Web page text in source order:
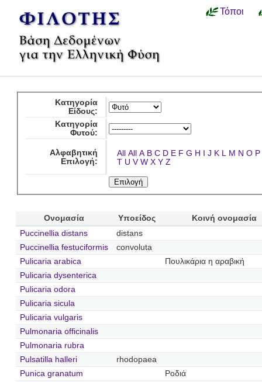
Τόποι
Κατηγορία
Είδους:
Κατηγορία
Φυτού:
Αλφαβητική
Επιλογή:
All All A B C D E F G H I J K L M N O P
T U V W X Y Z
Ονομασία Υποείδος
Κοινή ονομασία
Puccinellia distans
distans
Puccinellia festuciformis
convoluta
Pulicaria arabica
Πουλικάρια η αραβική
Pulicaria dysenterica
Pulicaria odora
Pulicaria sicula
Pulicaria vulgaris
Pulmonaria officinalis
Pulmonaria rubra
Pulsatilla halleri
rhodopaea
Punica granatum
Ροδιά